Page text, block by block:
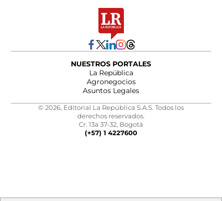
NUESTROS PORTALES
La República
Agronegocios
Asuntos Legales
© 2026, Editorial La República S.A.S. Todos los
derechos reservados.
Cr. 13a 37-32, Bogotá
(+57) 1 4227600